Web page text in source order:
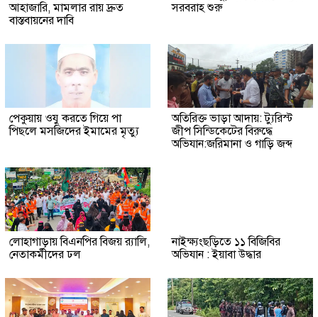
আহাজারি, মামলার রায় দ্রুত
বাস্তবায়নের দাবি
সরবরাহ শুরু
পেকুয়ায় ওযু করতে গিয়ে পা
পিছলে মসজিদের ইমামের মৃত্যু
অতিরিক্ত ভাড়া আদায়: ট্যুরিস্ট
জীপ সিন্ডিকেটের বিরুদ্ধে
অভিযান:জরিমানা ও গাড়ি জব্দ
লোহাগাড়ায় বিএনপির বিজয় র‍্যালি,
নেতাকর্মীদের ঢল
নাইক্ষ্যংছড়িতে ১১ বিজিবির
অভিযান : ইয়াবা উদ্ধার